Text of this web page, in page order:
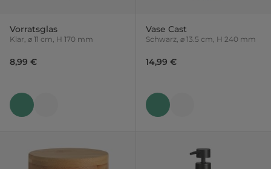
Vorratsglas
Klar, ⌀ 11 cm, H 170 mm
8,99 €
Vase Cast
Schwarz, ⌀ 13.5 cm, H 240 mm
14,99 €